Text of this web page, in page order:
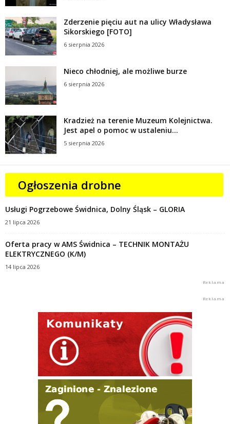
Zderzenie pięciu aut na ulicy Władysława
Sikorskiego [FOTO]
6 sierpnia 2026
Nieco chłodniej, ale możliwe burze
6 sierpnia 2026
Kradzież na terenie Muzeum Kolejnictwa.
Jest apel o pomoc w ustaleniu...
5 sierpnia 2026
Ogłoszenia drobne
Usługi Pogrzebowe Świdnica, Dolny Śląsk – GLORIA
21 lipca 2026
Oferta pracy w AMS Świdnica – TECHNIK MONTAŻU
ELEKTRYCZNEGO (K/M)
14 lipca 2026